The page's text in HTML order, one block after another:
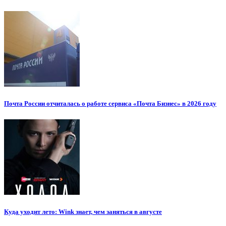
Почта России отчиталась о работе сервиса «Почта Бизнес» в 2026 году
Куда уходит лето: Wink знает, чем заняться в августе